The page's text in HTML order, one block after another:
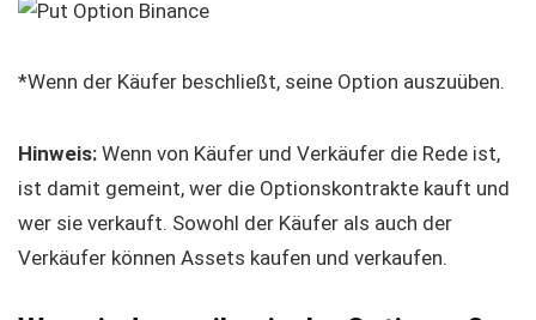
*Wenn der Käufer beschließt, seine Option auszuüben.
Hinweis: Wenn von Käufer und Verkäufer die Rede ist,
ist damit gemeint, wer die Optionskontrakte kauft und
wer sie verkauft. Sowohl der Käufer als auch der
Verkäufer können Assets kaufen und verkaufen.